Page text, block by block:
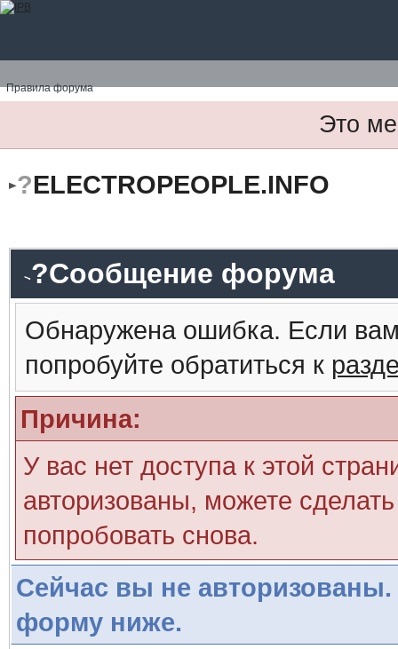
Правила форума
Это
?ELECTROPEOPLE.INFO
?Сообщение форума
Обнаружена ошибка. Если
попробуйте обратиться к
Причина:
У вас нет доступа к этой
авторизованы, можете
попробовать снова.
Сейчас вы не авторизованы.
форму ниже.